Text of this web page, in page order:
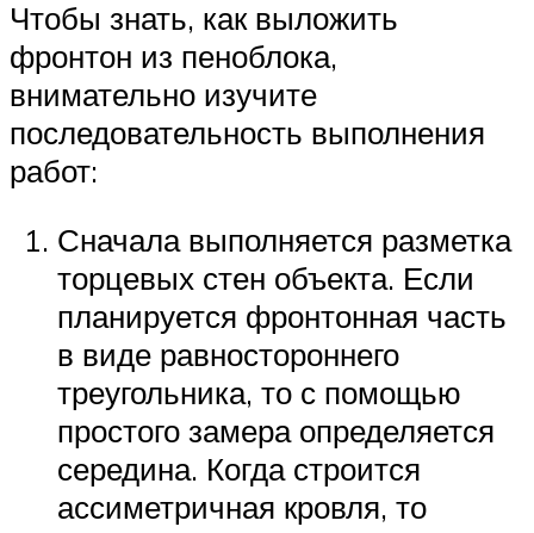
Чтобы знать, как выложить
фронтон из пеноблока,
внимательно изучите
последовательность выполнения
работ:
Сначала выполняется разметка
торцевых стен объекта. Если
планируется фронтонная часть
в виде равностороннего
треугольника, то с помощью
простого замера определяется
середина. Когда строится
ассиметричная кровля, то